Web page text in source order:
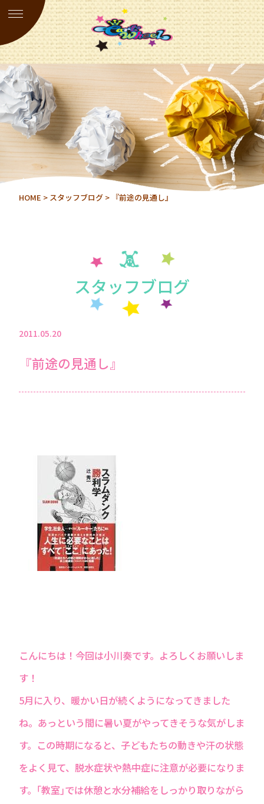
HOME > スタッフブログ > 『前途の見通し』
スタッフブログ
2011.05.20
『前途の見通し』
こんにちは！今回は小川奏です。よろしくお願いしま
す！
5月に入り、暖かい日が続くようになってきました
ね。あっという間に暑い夏がやってきそうな気がしま
す。この時期になると、子どもたちの動きや汗の状態
をよく見て、脱水症状や熱中症に注意が必要になりま
す。｢教室｣では休憩と水分補給をしっかり取りながら